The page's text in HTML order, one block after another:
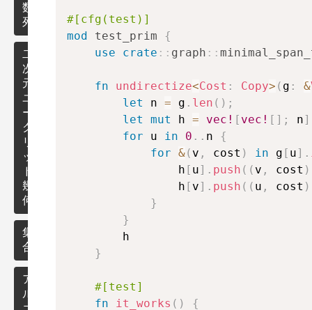
数
列
累
積
和
区
間
木
BIT
セ
グ
メ
ン
ト
ツ
リ
そ
の
他
数
列
ア
ル
ゴ
リ
二
次
元
ユ
ー
ク
リ
ッ
ド
幾
何
点・
ベク
トル
直
集
合
ア
ル
#[cfg(test)]
mod
test_prim
{
use
crate :: graph ::
fn undirectize<Cost : Copy> ( g : &
let
n = g . len ( ) ;
let
mut h = vec! [ vec! [ ] ; n]
for u in 0 .. n {
for &( v , cost ) in g [ u] .
                h
[ u] . push ( ( v , cost )
                h
[ v] . push ( ( u , cost )
}
}
        h
}
#[test]
fn
it_works ( )
{